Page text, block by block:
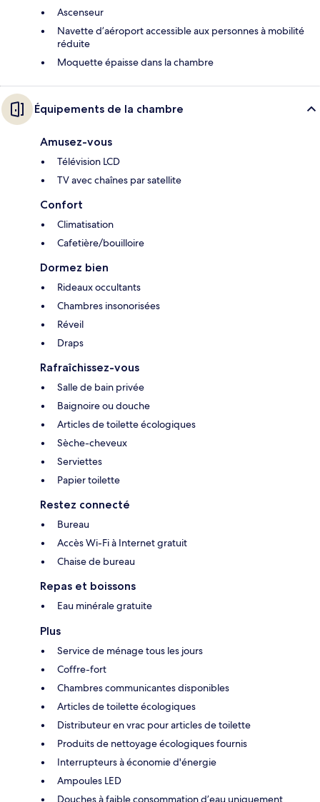
Ascenseur
Navette d’aéroport accessible aux personnes à mobilité
réduite
Moquette épaisse dans la chambre
Équipements de la chambre
Amusez-vous
Télévision LCD
TV avec chaînes par satellite
Confort
Climatisation
Cafetière/bouilloire
Dormez bien
Rideaux occultants
Chambres insonorisées
Réveil
Draps
Rafraîchissez-vous
Salle de bain privée
Baignoire ou douche
Articles de toilette écologiques
Sèche-cheveux
Serviettes
Papier toilette
Restez connecté
Bureau
Accès Wi-Fi à Internet gratuit
Chaise de bureau
Repas et boissons
Eau minérale gratuite
Plus
Service de ménage tous les jours
Coffre-fort
Chambres communicantes disponibles
Articles de toilette écologiques
Distributeur en vrac pour articles de toilette
Produits de nettoyage écologiques fournis
Interrupteurs à économie d'énergie
Ampoules LED
Douches à faible consommation d’eau uniquement